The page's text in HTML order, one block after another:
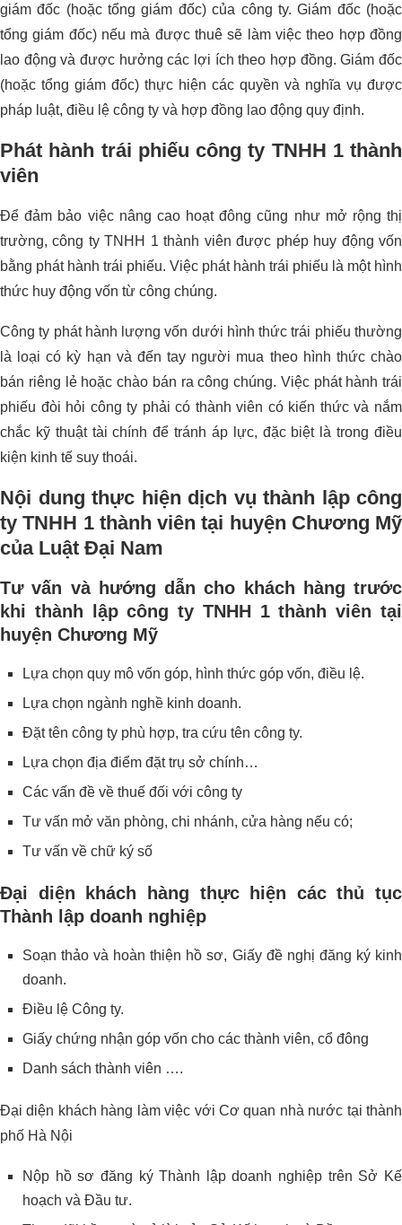
giám đốc (hoặc tổng giám đốc) của công ty. Giám đốc (hoặc
tổng giám đốc) nếu mà được thuê sẽ làm việc theo hợp đồng
lao động và được hưởng các lợi ích theo hợp đồng. Giám đốc
(hoặc tổng giám đốc) thực hiện các quyền và nghĩa vụ được
pháp luật, điều lệ công ty và hợp đồng lao động quy định.
Phát hành trái phiếu công ty TNHH 1 thành
viên
Để đảm bảo việc nâng cao hoạt đông cũng như mở rộng thị
trường, công ty TNHH 1 thành viên được phép huy động vốn
bằng phát hành trái phiếu. Việc phát hành trái phiếu là một hình
thức huy động vốn từ công chúng.
Công ty phát hành lượng vốn dưới hình thức trái phiếu thường
là loại có kỳ hạn và đến tay người mua theo hình thức chào
bán riêng lẻ hoặc chào bán ra công chúng. Việc phát hành trái
phiếu đòi hỏi công ty phải có thành viên có kiến thức và nắm
chắc kỹ thuật tài chính để tránh áp lực, đặc biệt là trong điều
kiện kinh tế suy thoái.
Nội dung thực hiện dịch vụ thành lập công
ty TNHH 1 thành viên tại huyện Chương Mỹ
của Luật Đại Nam
Tư vấn và hướng dẫn cho khách hàng trước
khi thành lập công ty TNHH 1 thành viên tại
huyện Chương Mỹ
Lựa chọn quy mô vốn góp, hình thức góp vốn, điều lệ.
Lựa chọn ngành nghề kinh doanh.
Đặt tên công ty phù hợp, tra cứu tên công ty.
Lựa chọn địa điểm đặt trụ sở chính…
Các vấn đề về thuế đối với công ty
Tư vấn mở văn phòng, chi nhánh, cửa hàng nếu có;
Tư vấn về chữ ký số
Đại diện khách hàng thực hiện các thủ tục
Thành lập doanh nghiệp
Soạn thảo và hoàn thiện hồ sơ, Giấy đề nghị đăng ký kinh
doanh.
Điều lệ Công ty.
Giấy chứng nhận góp vốn cho các thành viên, cổ đông
Danh sách thành viên ….
Đại diện khách hàng làm việc với Cơ quan nhà nước tại thành
phố Hà Nội
Nộp hồ sơ đăng ký Thành lập doanh nghiệp trên Sở Kế
hoạch và Đầu tư.